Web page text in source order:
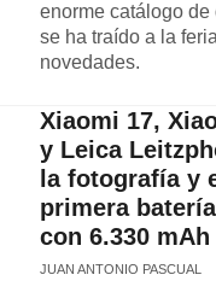
enorme catálogo
se ha traído a la
novedades.
Xiaomi 17,
y Leica
la fotografía y
primera
con 6.330 mAh
JUAN ANTONIO PASCUAL